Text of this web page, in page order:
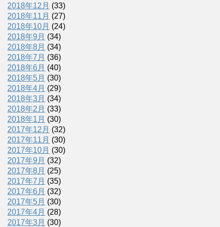
2018年12月 (33)
2018年11月 (27)
2018年10月 (24)
2018年9月 (34)
2018年8月 (34)
2018年7月 (36)
2018年6月 (40)
2018年5月 (30)
2018年4月 (29)
2018年3月 (34)
2018年2月 (33)
2018年1月 (30)
2017年12月 (32)
2017年11月 (30)
2017年10月 (30)
2017年9月 (32)
2017年8月 (25)
2017年7月 (35)
2017年6月 (32)
2017年5月 (30)
2017年4月 (28)
2017年3月 (30)